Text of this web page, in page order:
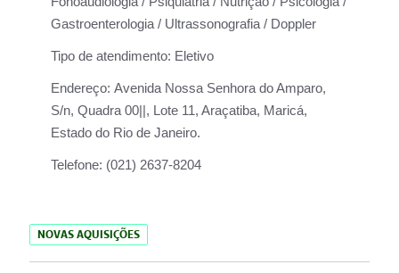
Gastroenterologia / Ultrassonografia / Doppler
Tipo de atendimento: Eletivo
Endereço: Avenida Nossa Senhora do Amparo,
S/n, Quadra 00||, Lote 11, Araçatiba, Maricá,
Estado do Rio de Janeiro.
Telefone: (021) 2637-8204
NOVAS AQUISIÇÕES